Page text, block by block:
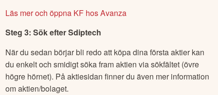
Läs mer och öppna KF hos Avanza
Steg 3: Sök efterSdiptech
När du sedan börjar bli redo att köpa dina första aktier kan
du enkelt och smidigt söka fram aktien via sökfältet (övre
högre hörnet). På aktiesidan finner du även mer information
om aktien/bolaget.